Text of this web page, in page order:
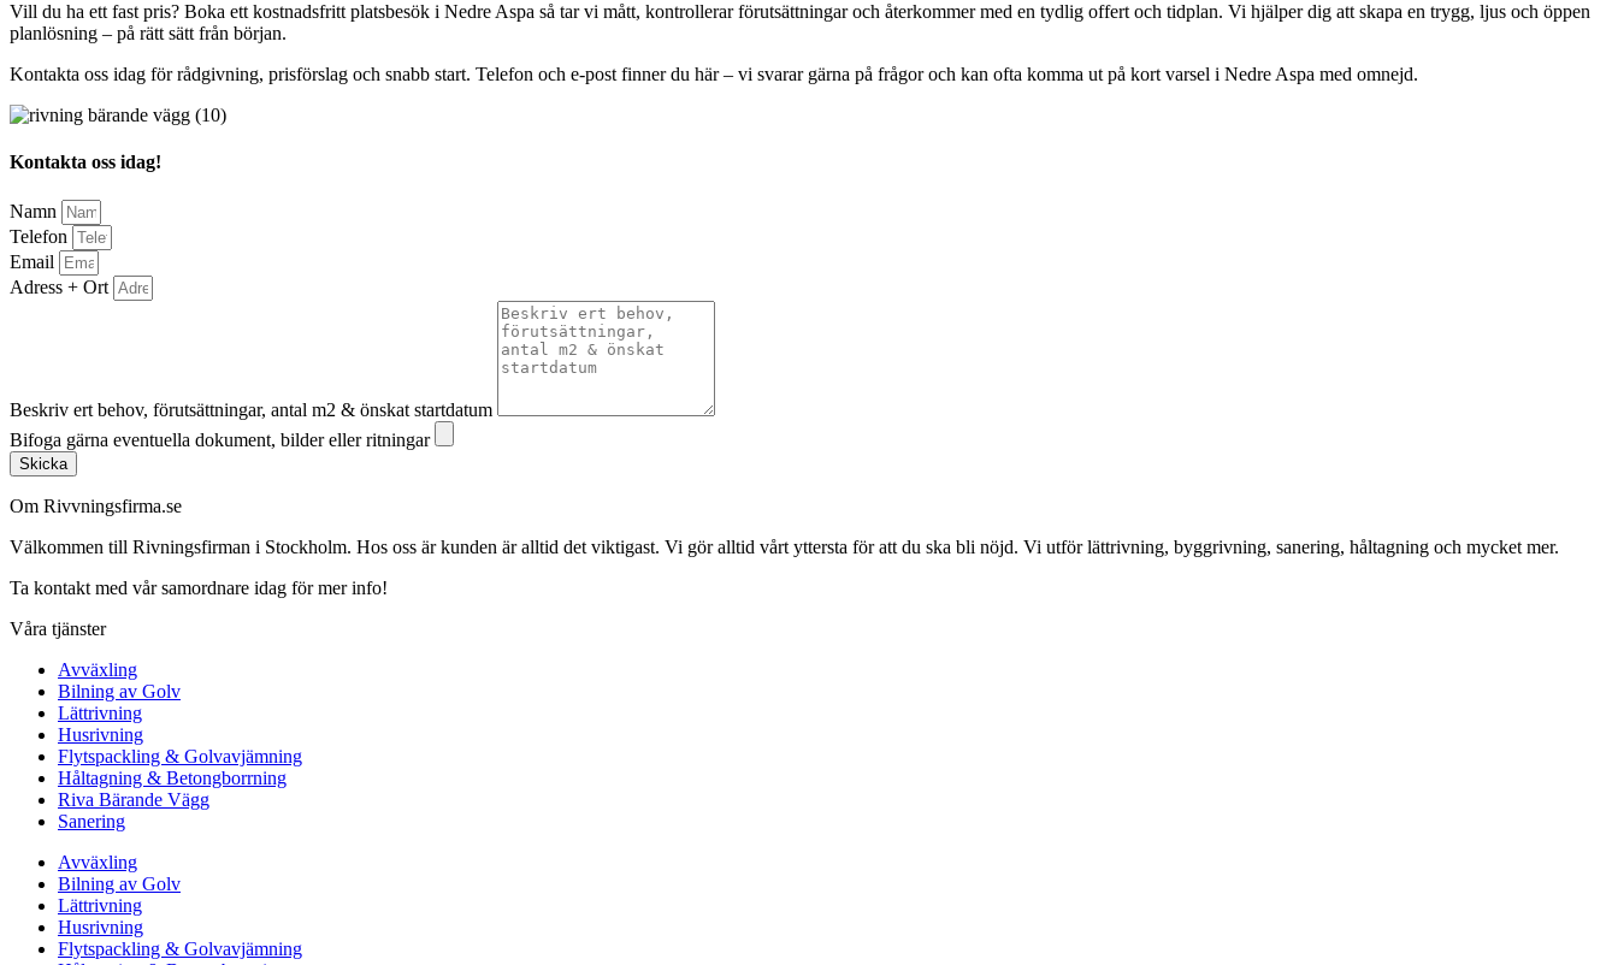
Vill du ha ett fast pris? Boka ett kostnadsfritt platsbesök i Nedre Aspa så tar vi mått, kontrollerar förutsättningar och återkommer med en tydlig offert och tidplan. Vi hjälper dig att skapa en trygg, ljus och öppen
planlösning – på rätt sätt från början.
Kontakta oss idag för rådgivning, prisförslag och snabb start. Telefon och e-post finner du här – vi svarar gärna på frågor och kan ofta komma ut på kort varsel i Nedre Aspa med omnejd.
Kontakta oss idag!
Namn
Telefon
Email
Adress + Ort
Beskriv ert behov, förutsättningar, antal m2 & önskat startdatum
Bifoga gärna eventuella dokument, bilder eller ritningar
Skicka
Om Rivvningsfirma.se
Välkommen till Rivningsfirman i Stockholm. Hos oss är kunden är alltid det viktigast. Vi gör alltid vårt yttersta för att du ska bli nöjd. Vi utför lättrivning, byggrivning, sanering, håltagning och mycket mer.
Ta kontakt med vår samordnare idag för mer info!
Våra tjänster
Avväxling
Bilning av Golv
Lättrivning
Husrivning
Flytspackling & Golvavjämning
Håltagning & Betongborrning
Riva Bärande Vägg
Sanering
Avväxling
Bilning av Golv
Lättrivning
Husrivning
Flytspackling & Golvavjämning